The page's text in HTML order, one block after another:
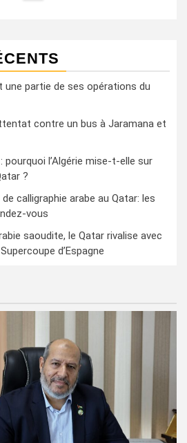
partie de ses opérations du
contre un bus à Jaramana et
l’Algérie mise-t-elle sur
?
calligraphie arabe au Qatar: les
vous
saoudite, le Qatar rivalise avec
d’Espagne